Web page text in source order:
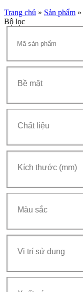
Trang chủ » Sản phẩm »
Bộ lọc